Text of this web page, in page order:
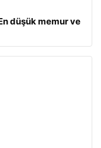
düşük memur ve